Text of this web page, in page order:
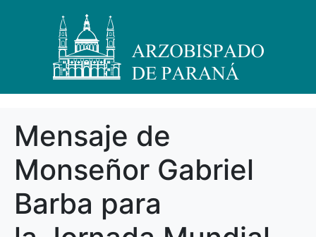
Mensaje de
Monseñor Gabriel
Barba para